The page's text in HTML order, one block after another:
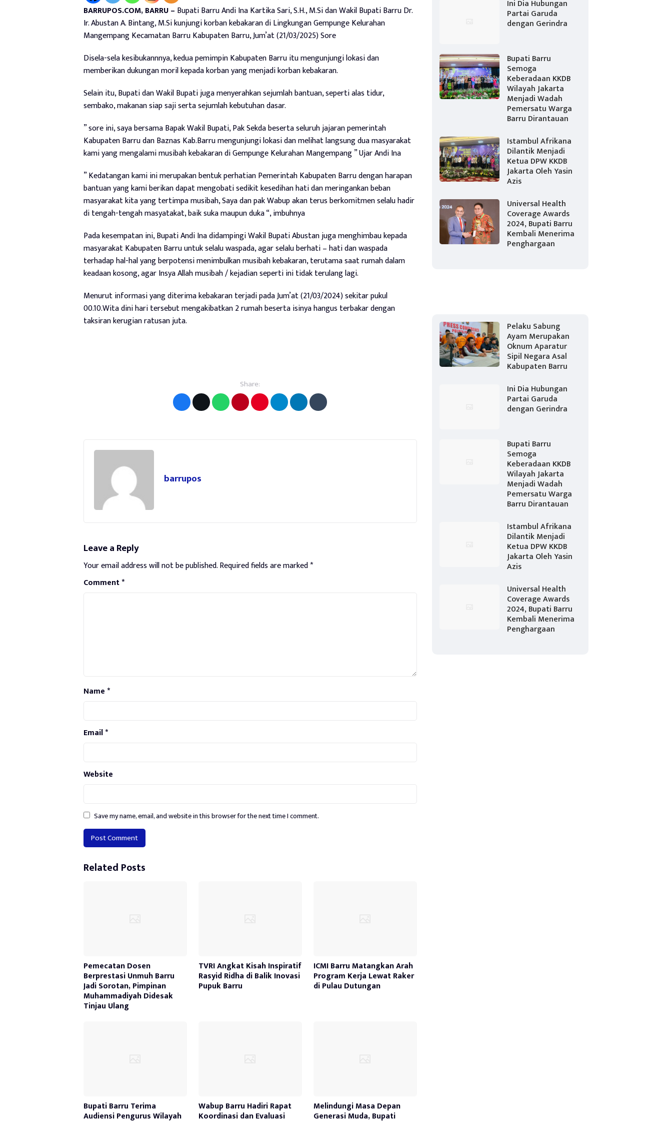
BARRUPOS.COM, BARRU – Bupati Barru Andi Ina Kartika Sari, S.H., M.Si dan Wakil Bupati Barru Dr.
Ir. Abustan A. Bintang, M.Si kunjungi korban kebakaran di Lingkungan Gempunge Kelurahan
Mangempang Kecamatan Barru Kabupaten Barru, Jum’at (21/03/2025) Sore
Disela-sela kesibukannnya, kedua pemimpin Kabupaten Barru itu mengunjungi lokasi dan
memberikan dukungan moril kepada korban yang menjadi korban kebakaran.
Selain itu, Bupati dan Wakil Bupati juga menyerahkan sejumlah bantuan, seperti alas tidur,
sembako, makanan siap saji serta sejumlah kebutuhan dasar.
” sore ini, saya bersama Bapak Wakil Bupati, Pak Sekda beserta seluruh jajaran pemerintah
Kabupaten Barru dan Baznas Kab.Barru mengunjungi lokasi dan melihat langsung dua masyarakat
kami yang mengalami musibah kebakaran di Gempunge Kelurahan Mangempang ” Ujar Andi Ina
” Kedatangan kami ini merupakan bentuk perhatian Pemerintah Kabupaten Barru dengan harapan
bantuan yang kami berikan dapat mengobati sedikit kesedihan hati dan meringankan beban
masyarakat kita yang tertimpa musibah, Saya dan pak Wabup akan terus berkomitmen selalu hadir
di tengah-tengah masyatakat, baik suka maupun duka “, imbuhnya
Pada kesempatan ini, Bupati Andi Ina didampingi Wakil Bupati Abustan juga menghimbau kepada
masyarakat Kabupaten Barru untuk selalu waspada, agar selalu berhati – hati dan waspada
terhadap hal-hal yang berpotensi menimbulkan musibah kebakaran, terutama saat rumah dalam
keadaan kosong, agar Insya Allah musibah / kejadian seperti ini tidak terulang lagi.
Menurut informasi yang diterima kebakaran terjadi pada Jum’at (21/03/2024) sekitar pukul
00.10.Wita dini hari tersebut mengakibatkan 2 rumah beserta isinya hangus terbakar dengan
taksiran kerugian ratusan juta.
Share:
barrupos
Leave a Reply
Your email address will not be published.Required fields are marked*
Comment*
Name*
Email*
Website
Save my name, email, and website in this browser for the next time I comment.
Alternative:
Related Posts
Pemecatan Dosen
Berprestasi Unmuh Barru
Jadi Sorotan, Pimpinan
Muhammadiyah Didesak
Tinjau Ulang
TVRI Angkat Kisah Inspiratif
Rasyid Ridha di Balik Inovasi
Pupuk Barru
ICMI Barru Matangkan Arah
Program Kerja Lewat Raker
di Pulau Dutungan
Bupati Barru Terima
Audiensi Pengurus Wilayah
Wabup Barru Hadiri Rapat
Koordinasi dan Evaluasi
Melindungi Masa Depan
Generasi Muda, Bupati
Ini Dia Hubungan
Partai Garuda
dengan Gerindra
Bupati Barru
Semoga
Keberadaan KKDB
Wilayah Jakarta
Menjadi Wadah
Pemersatu Warga
Barru Dirantauan
Istambul Afrikana
Dilantik Menjadi
Ketua DPW KKDB
Jakarta Oleh Yasin
Azis
Universal Health
Coverage Awards
2024, Bupati Barru
Kembali Menerima
Penghargaan
Pelaku Sabung
Ayam Merupakan
Oknum Aparatur
Sipil Negara Asal
Kabupaten Barru
Ini Dia Hubungan
Partai Garuda
dengan Gerindra
Bupati Barru
Semoga
Keberadaan KKDB
Wilayah Jakarta
Menjadi Wadah
Pemersatu Warga
Barru Dirantauan
Istambul Afrikana
Dilantik Menjadi
Ketua DPW KKDB
Jakarta Oleh Yasin
Azis
Universal Health
Coverage Awards
2024, Bupati Barru
Kembali Menerima
Penghargaan